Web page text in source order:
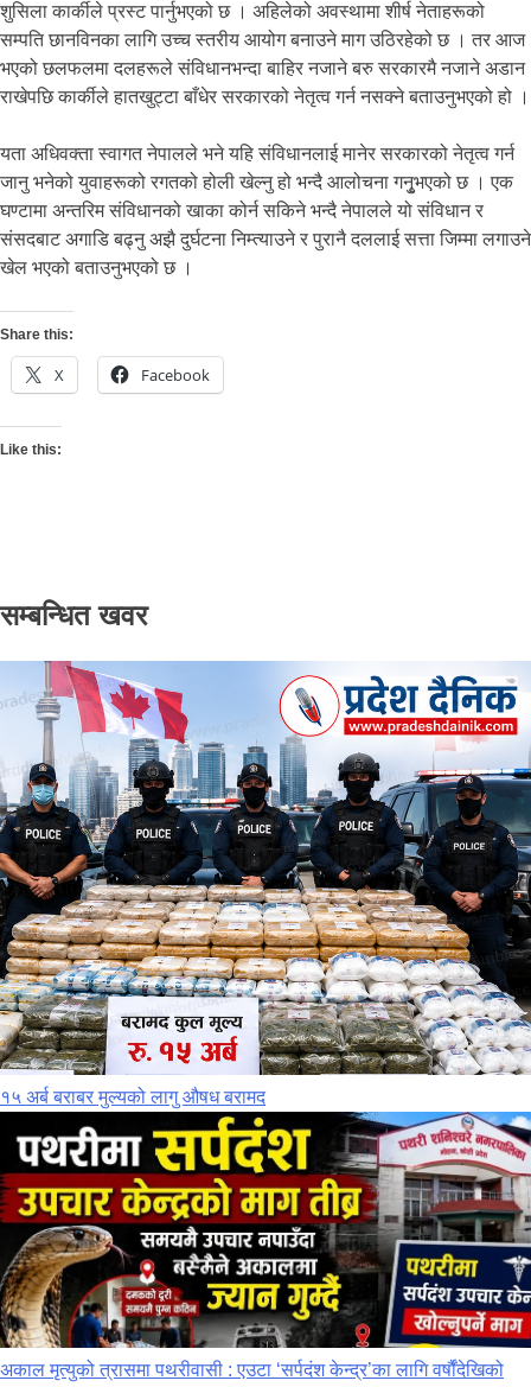
शुसिला कार्कीले प्रस्ट पार्नुभएको छ । अहिलेको अवस्थामा शीर्ष नेताहरूको
सम्पति छानविनका लागि उच्च स्तरीय आयोग बनाउने माग उठिरहेको छ । तर आज
भएको छलफलमा दलहरूले संविधानभन्दा बाहिर नजाने बरु सरकारमै नजाने अडान
राखेपछि कार्कीले हातखुट्टा बाँधेर सरकारको नेतृत्व गर्न नसक्ने बताउनुभएको हो ।
यता अधिवक्ता स्वागत नेपालले भने यहि संविधानलाई मानेर सरकारको नेतृत्व गर्न
जानु भनेको युवाहरूको रगतको होली खेल्नु हो भन्दै आलोचना गनुृभएको छ । एक
घण्टामा अन्तरिम संविधानको खाका कोर्न सकिने भन्दै नेपालले यो संविधान र
संसदबा‍ट अगाडि बढ्नु अझै दुर्घटना निम्त्याउने र पुरानै दललाई सत्ता जिम्मा लगाउने
खेल भएको बताउनुभएको छ ।
Share this:
X Facebook
Like this:
सम्बन्धित खवर
१५ अर्ब बराबर मुल्यको लागु औषध बरामद
अकाल मृत्युको त्रासमा पथरीवासी : एउटा ‘सर्पदंश केन्द्र’का लागि वर्षौंदेखिको